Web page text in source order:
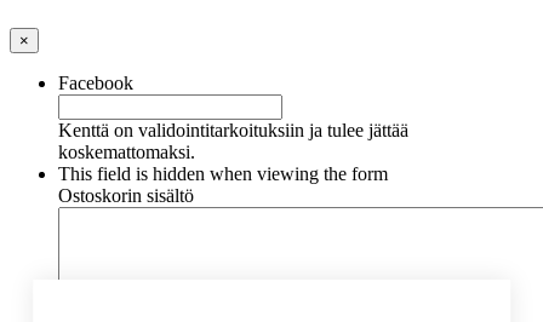
×
Facebook
Kenttä on validointitarkoituksiin ja tulee jättää
koskemattomaksi.
This field is hidden when viewing the form
Ostoskorin sisältö